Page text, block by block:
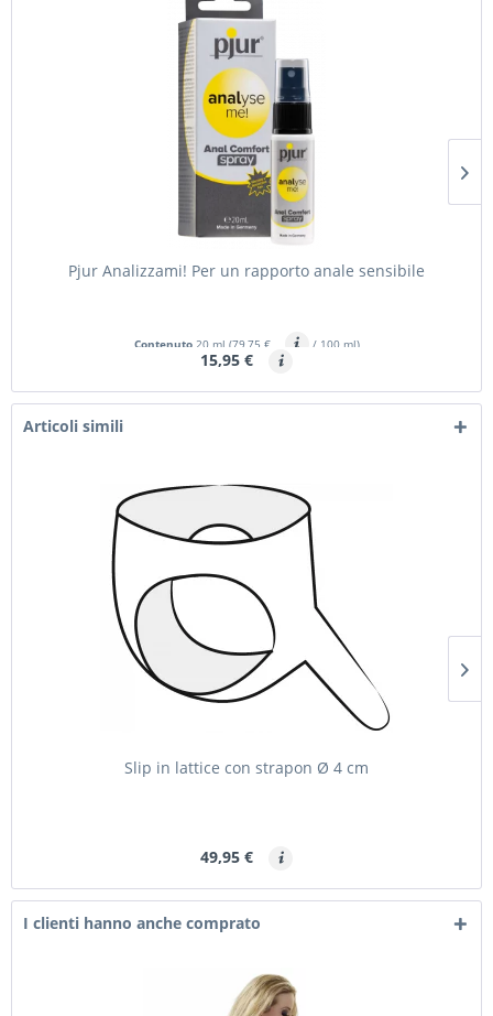
Pjur Analizzami! Per un rapporto anale sensibile
Contenuto 20 ml (79,75 € / 100 ml)
15,95 €
Articoli simili
Slip in lattice con strapon Ø 4 cm
49,95 €
I clienti hanno anche comprato